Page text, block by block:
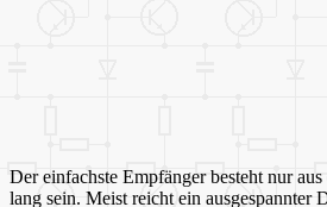
Der einfachste Empfänger besteht nur
lang sein. Meist reicht ein ausgespannter